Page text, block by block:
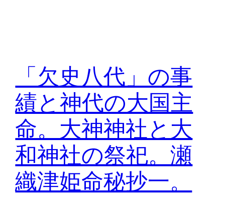
「欠史八代」の事
績と神代の大国主
命。大神神社と大
和神社の祭祀。瀬
織津姫命秘抄一。